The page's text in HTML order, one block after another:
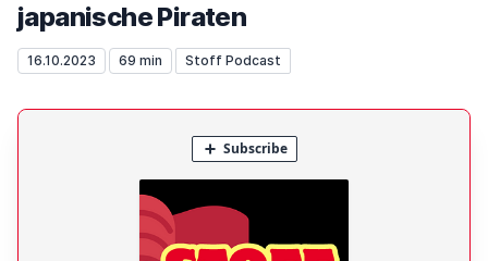
japanische Piraten
16.10.2023 69 min Stoff Podcast